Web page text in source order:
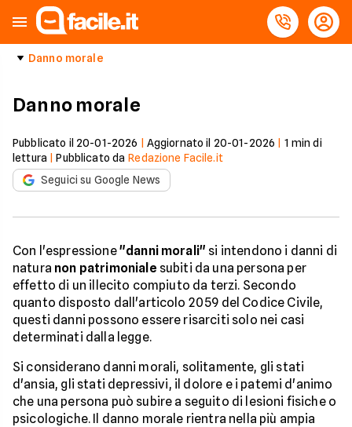
Danno morale
Danno morale
Pubblicato il 20-01-2026 Aggiornato il 20-01-2026 1 min di
lettura |Pubblicato da Redazione Facile.it
Seguici su Google News
Con l'espressione"danni morali" si intendono i danni di
natura non patrimoniale subiti da una persona per
effetto di un illecito compiuto da terzi. Secondo
quanto disposto dall'articolo 2059 del Codice Civile,
questi danni possono essere risarciti solo nei casi
determinati dalla legge.
Si considerano danni morali, solitamente, gli stati
d'ansia, gli stati depressivi, il dolore e i patemi d'animo
che una persona può subire a seguito di lesioni fisiche o
psicologiche. Il danno morale rientra nella più ampia